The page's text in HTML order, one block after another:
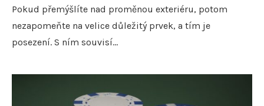
Pokud přemýšlíte nad proměnou exteriéru, potom
nezapomeňte na velice důležitý prvek, a tím je
posezení. S ním souvisí…